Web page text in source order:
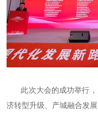
此次大会的成功举行
济转型升级、产城融合发展